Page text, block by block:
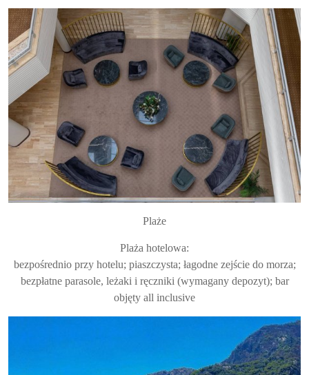
Plaże
Plaża hotelowa:
bezpośrednio przy hotelu; piaszczysta; łagodne zejście do morza;
bezpłatne parasole, leżaki i ręczniki (wymagany depozyt); bar
objęty all inclusive